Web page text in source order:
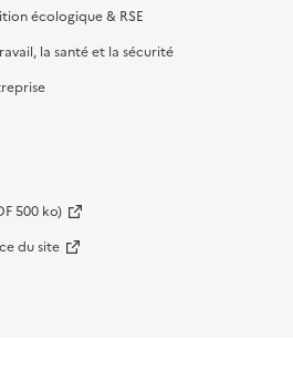
écologique & RSE
la santé et la sécurité
500 ko)
du site